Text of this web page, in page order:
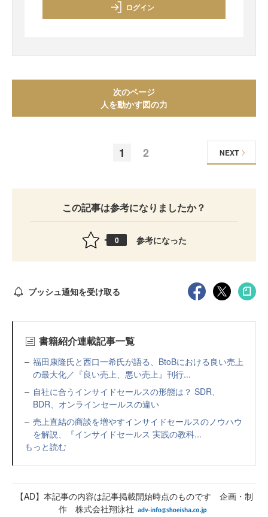
ログイン
次のページ
人を動かす図の力
1 2 NEXT
この記事は参考になりましたか？
0 参考になった
プッシュ通知を受け取る
書籍紹介連載記事一覧
福田康隆氏と西口一希氏が語る、BtoBにおける良い売上
の最大化／『良い売上、悪い売上』刊行...
自社に合うインサイドセールスの形態は？ SDR、
BDR、オンラインセールスの違い
売上直結の商談を増やすインサイドセールスのノウハウ
を解説、『インサイドセールス 実践の教科...
もっと読む
【AD】本記事の内容は記事掲載開始時点のものです 企画・制
作 株式会社翔泳社